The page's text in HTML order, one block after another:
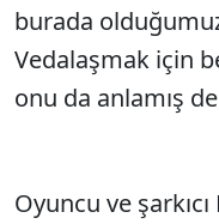
burada
Vedalaşmak için
onu da anlamış
Oyuncu ve